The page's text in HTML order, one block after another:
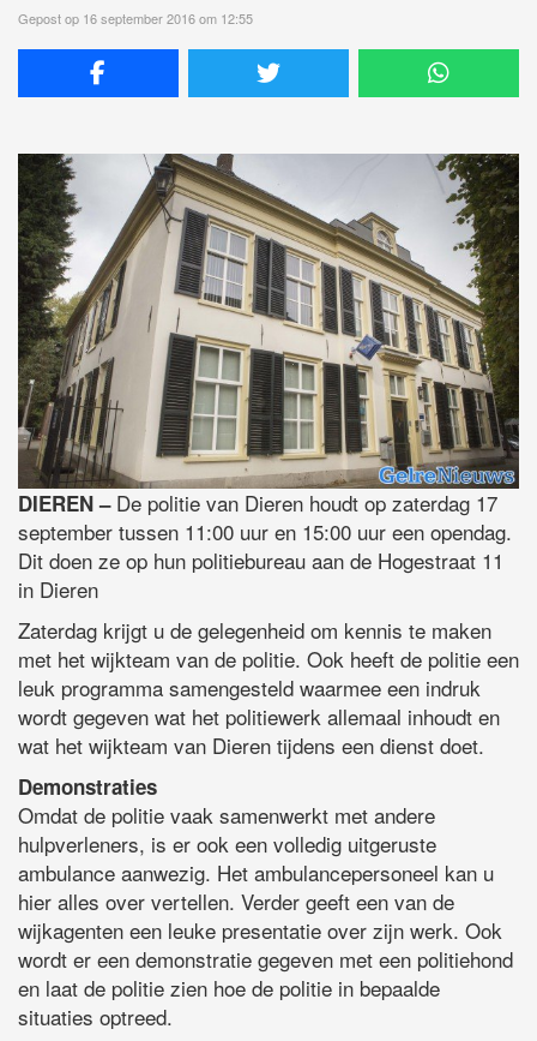
Gepost op 16 september 2016 om 12:55
DIEREN – De politie van Dieren houdt op zaterdag 17
september tussen 11:00 uur en 15:00 uur een opendag.
Dit doen ze op hun politiebureau aan de Hogestraat 11
in Dieren
Zaterdag krijgt u de gelegenheid om kennis te maken
met het wijkteam van de politie. Ook heeft de politie een
leuk programma samengesteld waarmee een indruk
wordt gegeven wat het politiewerk allemaal inhoudt en
wat het wijkteam van Dieren tijdens een dienst doet.
Demonstraties
Omdat de politie vaak samenwerkt met andere
hulpverleners, is er ook een volledig uitgeruste
ambulance aanwezig. Het ambulancepersoneel kan u
hier alles over vertellen. Verder geeft een van de
wijkagenten een leuke presentatie over zijn werk. Ook
wordt er een demonstratie gegeven met een politiehond
en laat de politie zien hoe de politie in bepaalde
situaties optreed.